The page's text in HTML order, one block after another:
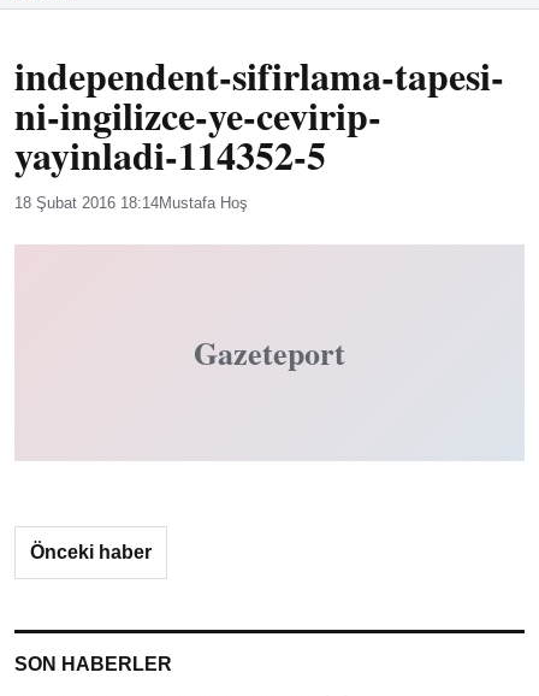
independent-sifirlama-tapesi-
ni-ingilizce-ye-cevirip-
yayinladi-114352-5
18 Şubat 2016 18:14Mustafa Hoş
Gazeteport
Önceki haber
SON HABERLER